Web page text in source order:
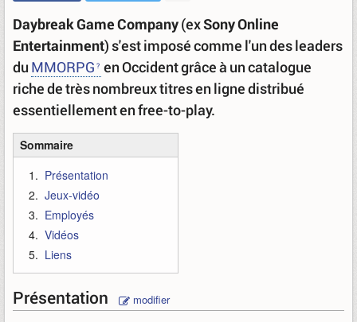
Daybreak Game Company(exSony Online
Entertainment) s'est imposé comme l'un des leaders
du MMORPG en Occident grâce à un catalogue
riche de très nombreux titres en ligne distribué
essentiellement en free-to-play.
Sommaire
Présentation
Jeux-vidéo
Employés
Vidéos
Liens
Présentation modifier